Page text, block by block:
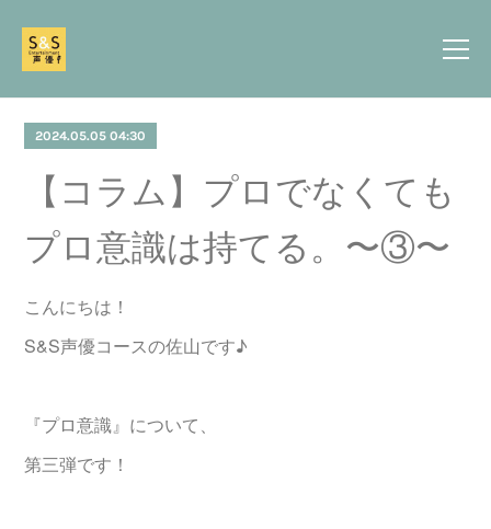
2024.05.05 04:30
【コラム】プロでなくても
プロ意識は持てる。〜③〜
こんにちは！
S&S声優コースの佐山です♪
『プロ意識』について、
第三弾です！